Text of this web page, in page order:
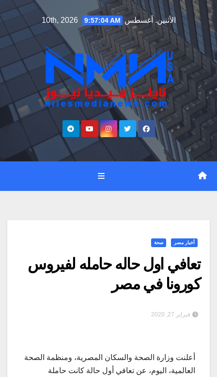
Skip
to
content
الأثنين. أغسطس 10th, 2026 9:57:05 AM
أخبار مصر صحة
تعافي اول حاله حامله لفيروس
كورونا في مصر
فبراير 27, 2020
أعلنت وزارة الصحة والسكان المصرية، ومنظمة الصحة
العالمية، اليوم، عن تعافي أول حالة كانت حاملة